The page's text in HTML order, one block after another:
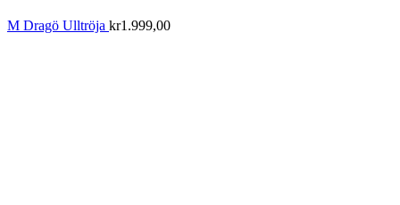
M Dragö Ulltröja kr1.999,00